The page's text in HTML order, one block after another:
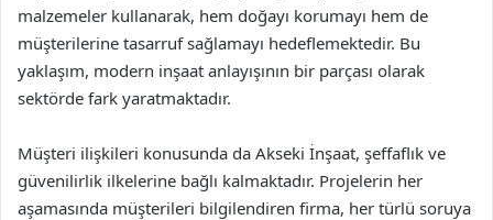
malzemeler kullanarak, hem doğayı korumayı hem de
müşterilerine tasarruf sağlamayı hedeflemektedir. Bu
yaklaşım, modern inşaat anlayışının bir parçası olarak
sektörde fark yaratmaktadır.
Müşteri ilişkileri konusunda da Akseki İnşaat, şeffaflık ve
güvenilirlik ilkelerine bağlı kalmaktadır. Projelerin her
aşamasında müşterileri bilgilendiren firma, her türlü soruya